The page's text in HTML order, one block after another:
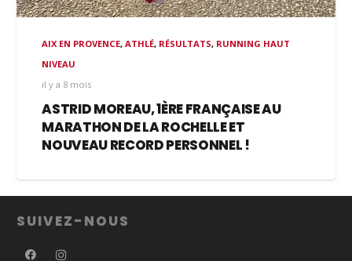
AIX EN PROVENCE,ATHLÉ, RÉSULTATS, RUNNING HAUT
NIVEAU
il y a 8 mois
ASTRID MOREAU, 1ÈRE FRANÇAISE AU
MARATHON DE LA ROCHELLE ET
NOUVEAU RECORD PERSONNEL !
SUIVEZ-NOUS